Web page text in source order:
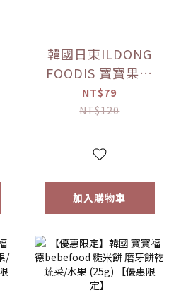
韓國日東ILDONG
FOODIS 寶寶果汁
桔梗梨/蘋果黑棗
(100ml) 【優惠限
NT$79
NT$120
加入購物車